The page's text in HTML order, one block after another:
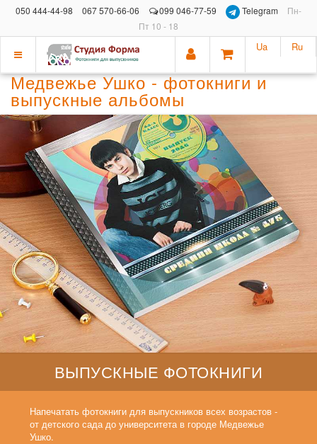
050 444-44-98 067 570-66-06 099 046-77-59 Telegram
Пн-
Пт 10 - 18
Показать
меню
Ua Ru
Медвежье Ушко - фотокниги и
выпускные альбомы
ВЫПУСКНЫЕ ФОТОКНИГИ
Напечатать фотокниги для выпускников всех возрастов -
от детского сада до университета в городе Медвежье
Ушко.